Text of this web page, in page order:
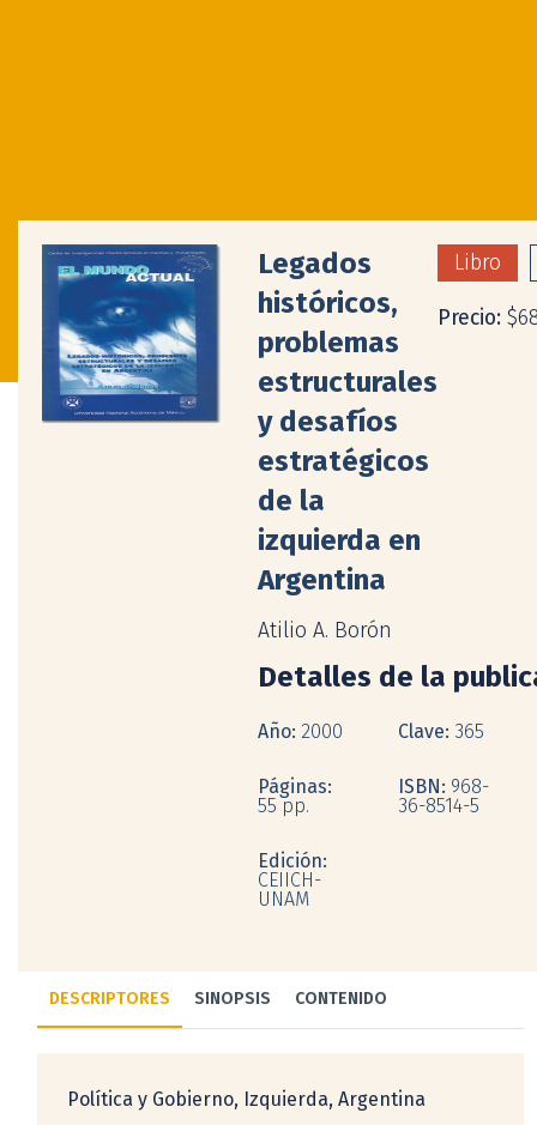
Legados
históricos,
problemas
estructurales
y desafíos
estratégicos
de la
izquierda en
Argentina
Atilio A. Borón
Libro
Precio:
Detalles de la
Año: 2000
Páginas:
55 pp.
Edición:
CEIICH-
UNAM
Clave: 365
ISBN: 968-
36-8514-5
DESCRIPTORES SINOPSIS CONTENIDO
Política y Gobierno, Izquierda, Argentina